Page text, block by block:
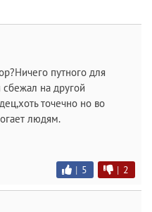
путного для
на другой
точечно но во
людям.
| 5 | 2